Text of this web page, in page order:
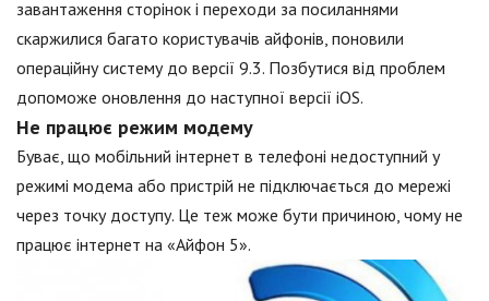
завантаження сторінок і переходи за посиланнями
скаржилися багато користувачів айфонів, поновили
операційну систему до версії 9.3. Позбутися від проблем
допоможе оновлення до наступної версії iOS.
Не працює режим модему
Буває, що мобільний інтернет в телефоні недоступний у
режимі модема або пристрій не підключається до мережі
через точку доступу. Це теж може бути причиною, чому не
працює інтернет на «Айфон 5».